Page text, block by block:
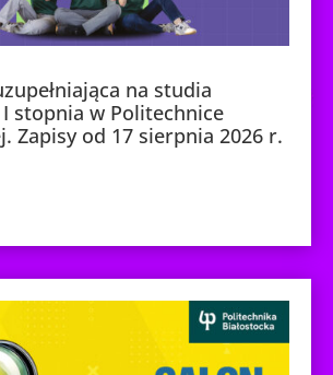
na studia
stopnia w Politechnice
Zapisy od 17 sierpnia 2026 r.